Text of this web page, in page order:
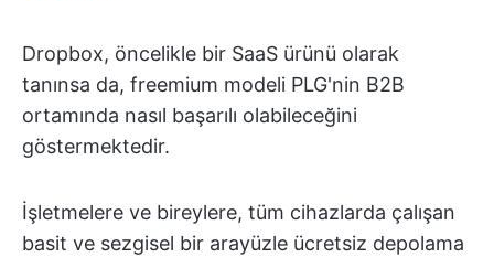
Dropbox, öncelikle bir SaaS ürünü olarak
tanınsa da, freemium modeli PLG'nin B2B
ortamında nasıl başarılı olabileceğini
göstermektedir.
İşletmelere ve bireylere, tüm cihazlarda çalışan
basit ve sezgisel bir arayüzle ücretsiz depolama